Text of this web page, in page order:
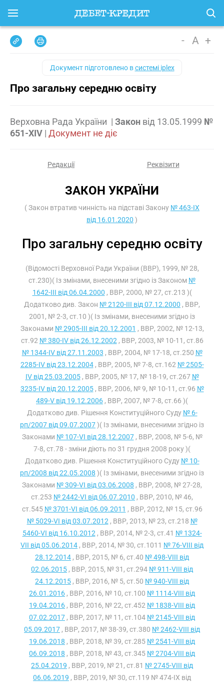
- A +
Документ підготовлено всистемі iplex
Про загальну середню освіту
Верховна Рада України | Закон від 13.05.1999 №
651-XIV | Документ не діє
Редакції Реквізити
ЗАКОН УКРАЇНИ
( Закон втратив чинність на підставі Закону № 463-IX
від 16.01.2020 )
Про загальну середню освіту
(Відомості Верховної Ради України (ВВР), 1999, № 28,
ст.230)( Із змінами, внесеними згідно із Законом №
1642-III від 06.04.2000 , ВВР, 2000, № 27, ст.213 )(
Додатково див. Закон № 2120-III від 07.12.2000 , ВВР,
2001, № 2-3, ст.10 )( Із змінами, внесеними згідно із
Законами № 2905-III від 20.12.2001 , ВВР, 2002, № 12-13,
ст.92 № 380-IV від 26.12.2002 , ВВР, 2003, № 10-11, ст.86
№ 1344-IV від 27.11.2003 , ВВР, 2004, № 17-18, ст.250 №
2285-IV від 23.12.2004, ВВР, 2005, № 7-8, ст.162 № 2505-
IV від 25.03.2005, ВВР, 2005, № 17, № 18-19, ст.267 №
3235-IV від 20.12.2005, ВВР, 2006, № 9, № 10-11, ст.96 №
489-V від 19.12.2006 , ВВР, 2007, № 7-8, ст.66 )(
Додатково див. Рішення Конституційного Суду № 6-
рп/2007 від 09.07.2007)( Із змінами, внесеними згідно із
Законами № 107-VI від 28.12.2007, ВВР, 2008, № 5-6, №
7-8, ст.78 - зміни діють по 31 грудня 2008 року )(
Додатково див. Рішення Конституційного Суду № 10-
рп/2008 від 22.05.2008 )( Із змінами, внесеними згідно із
Законами № 309-VI від 03.06.2008 , ВВР, 2008, № 27-28,
ст.253 № 2442-VI від 06.07.2010 , ВВР, 2010, № 46,
ст.545 № 3701-VI від 06.09.2011 , ВВР, 2012, № 15, ст.96
№ 5029-VI від 03.07.2012 , ВВР, 2013, № 23, ст.218 №
5460-VI від 16.10.2012 , ВВР, 2014, № 2-3, ст.41 № 1324-
VII від 05.06.2014 , ВВР, 2014, № 30, ст.1011 № 76-VIII від
28.12.2014 , ВВР, 2015, № 6, ст.40 № 498-VIII від
02.06.2015 , ВВР, 2015, № 31, ст.294 № 911-VIII від
24.12.2015 , ВВР, 2016, № 5, ст.50 № 940-VIII від
26.01.2016 , ВВР, 2016, № 10, ст.100 № 1114-VIII від
19.04.2016 , ВВР, 2016, № 22, ст.452 № 1838-VIII від
07.02.2017 , ВВР, 2017, № 11, ст.104 № 2145-VIII від
05.09.2017 , ВВР, 2017, № 38-39, ст.380 № 2462-VIII від
19.06.2018 , ВВР, 2018, № 39, ст.285 № 2541-VIII від
06.09.2018 , ВВР, 2018, № 43, ст.345 № 2704-VIII від
25.04.2019 , ВВР, 2019, № 21, ст.81 № 2745-VIII від
06.06.2019 , ВВР, 2019, № 30, ст.119 № 474-IX від